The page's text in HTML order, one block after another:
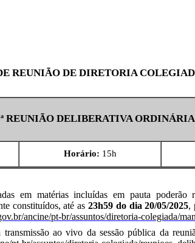
REUNIÃO DE DIRETORIA
REUNIÃO DELIBERATIVA
Horário: 15h
em matérias incluídas em pauta poderão
constituídos, até as 23h59 do dia 20/05/2025,
ancine/pt-br/assuntos/diretoria-colegiada/
ao vivo da sessão pública da